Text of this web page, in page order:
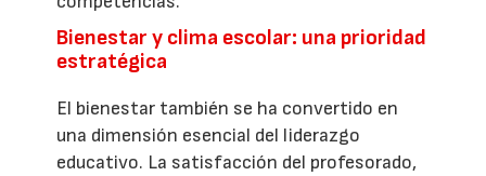
Bienestar y clima escolar: una prioridad
estratégica
El bienestar también se ha convertido en
una dimensión esencial del liderazgo
educativo. La satisfacción del profesorado,